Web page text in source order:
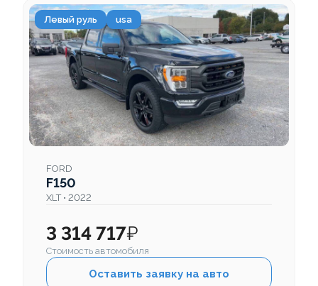
Левый руль usa
FORD
F150
XLT • 2022
3 314 717₽
Стоимость автомобиля
Оставить заявку на авто